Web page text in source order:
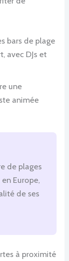
bars de plage
avec DJs et
une
animée
de plages
Europe,
de ses
à proximité